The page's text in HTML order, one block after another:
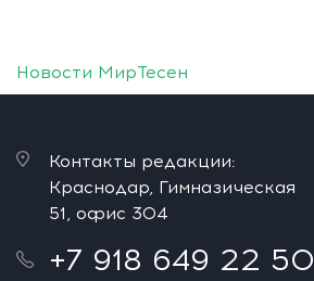
Новости МирТесен
Контакты редакции:
Краснодар, Гимназическая
51, офис 304
+7 918 649 22 50